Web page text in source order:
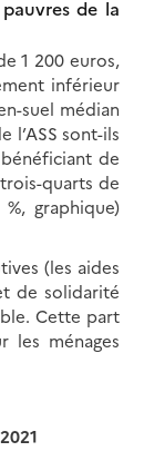
de la
1 200 euros,
inférieur
suel médian
l’ASS sont-ils
de
quarts de
graphique)
(les aides
de solidarité
Cette part
les ménages